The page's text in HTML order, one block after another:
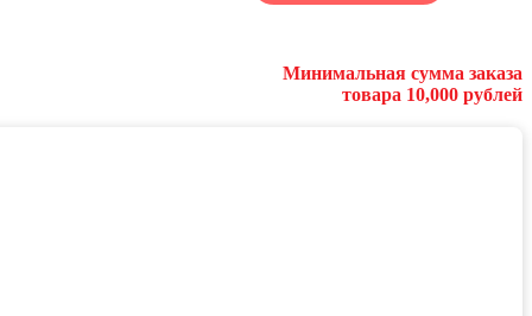
Минимальная сумма заказа
товара 10,000 рублей